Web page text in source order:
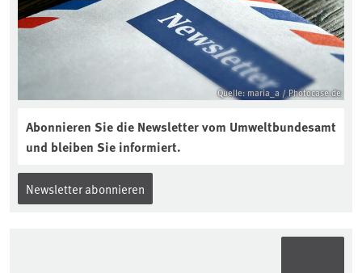
Quelle: maria_a / Photocase.de
Abonnieren Sie die Newsletter vom Umweltbundesamt
und bleiben Sie informiert.
Newsletter abonnieren